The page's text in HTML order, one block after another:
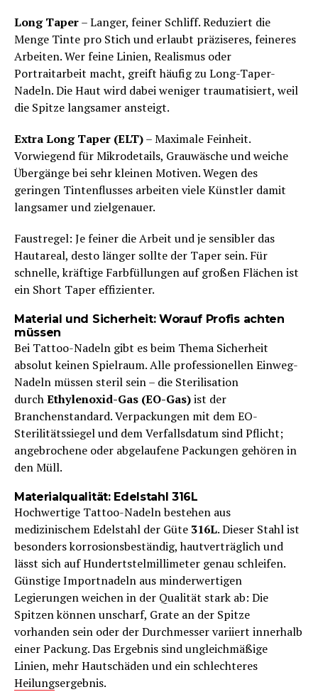
Long Taper– Langer, feiner Schliff. Reduziert die
Menge Tinte pro Stich und erlaubt präziseres, feineres
Arbeiten. Wer feine Linien, Realismus oder
Portraitarbeit macht, greift häufig zu Long-Taper-
Nadeln. Die Haut wird dabei weniger traumatisiert, weil
die Spitze langsamer ansteigt.
Extra Long Taper (ELT)– Maximale Feinheit.
Vorwiegend für Mikrodetails, Grauwäsche und weiche
Übergänge bei sehr kleinen Motiven. Wegen des
geringen Tintenflusses arbeiten viele Künstler damit
langsamer und zielgenauer.
Faustregel: Je feiner die Arbeit und je sensibler das
Hautareal, desto länger sollte der Taper sein. Für
schnelle, kräftige Farbfüllungen auf großen Flächen ist
ein Short Taper effizienter.
Material und Sicherheit: Worauf Profis achten
müssen
Bei Tattoo-Nadeln gibt es beim Thema Sicherheit
absolut keinen Spielraum. Alle professionellen Einweg-
Nadeln müssen steril sein – die Sterilisation
durchEthylenoxid-Gas (EO-Gas)ist der
Branchenstandard. Verpackungen mit dem EO-
Sterilitätssiegel und dem Verfallsdatum sind Pflicht;
angebrochene oder abgelaufene Packungen gehören in
den Müll.
Materialqualität: Edelstahl 316L
Hochwertige Tattoo-Nadeln bestehen aus
medizinischem Edelstahl der Güte 316L. Dieser Stahl ist
besonders korrosionsbeständig, hautverträglich und
lässt sich auf Hundertstelmillimeter genau schleifen.
Günstige Importnadeln aus minderwertigen
Legierungen weichen in der Qualität stark ab: Die
Spitzen können unscharf, Grate an der Spitze
vorhanden sein oder der Durchmesser variiert innerhalb
einer Packung. Das Ergebnis sind ungleichmäßige
Linien, mehr Hautschäden und ein schlechteres
Heilungsergebnis.